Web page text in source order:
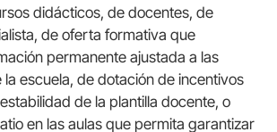
didácticos, de docentes, de
de oferta formativa que
permanente ajustada a las
escuela, de dotación de incentivos
de la plantilla docente, o
en las aulas que permita garantizar